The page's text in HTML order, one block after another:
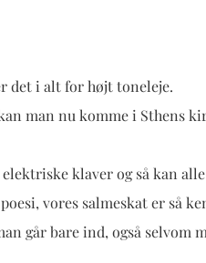
det i alt for højt toneleje.
man nu komme i Sthens
klaver og så kan
vores salmeskat er så
går bare ind, også selvom